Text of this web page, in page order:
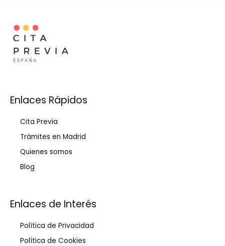
Enlaces Rápidos
Cita Previa
Trámites en Madrid
Quienes somos
Blog
Enlaces de Interés
Política de Privacidad
Política de Cookies